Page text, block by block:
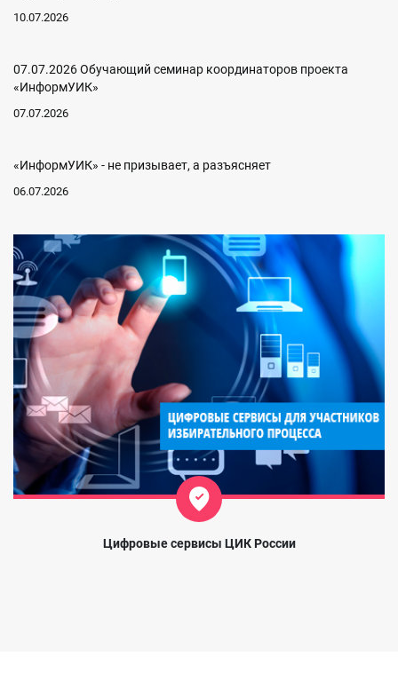
10.07.2026
07.07.2026 Обучающий семинар координаторов проекта
«ИнформУИК»
07.07.2026
«ИнформУИК» - не призывает, а разъясняет
06.07.2026
Цифровые сервисы ЦИК России